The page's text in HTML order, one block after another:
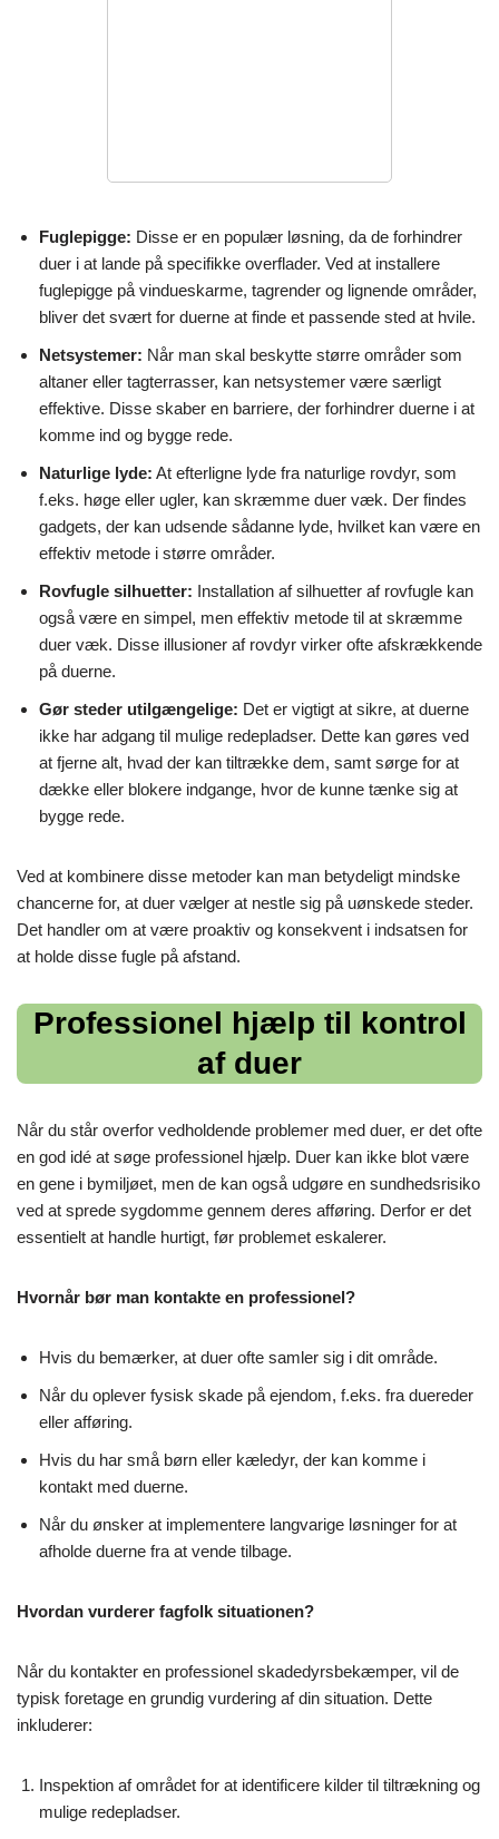
Fuglepigge: Disse er en populær løsning, da de forhindrer
duer i at lande på specifikke overflader. Ved at installere
fuglepigge på vindueskarme, tagrender og lignende områder,
bliver det svært for duerne at finde et passende sted at hvile.
Netsystemer: Når man skal beskytte større områder som
altaner eller tagterrasser, kan netsystemer være særligt
effektive. Disse skaber en barriere, der forhindrer duerne i at
komme ind og bygge rede.
Naturlige lyde: At efterligne lyde fra naturlige rovdyr, som
f.eks. høge eller ugler, kan skræmme duer væk. Der findes
gadgets, der kan udsende sådanne lyde, hvilket kan være en
effektiv metode i større områder.
Rovfugle silhuetter: Installation af silhuetter af rovfugle kan
også være en simpel, men effektiv metode til at skræmme
duer væk. Disse illusioner af rovdyr virker ofte afskrækkende
på duerne.
Gør steder utilgængelige: Det er vigtigt at sikre, at duerne
ikke har adgang til mulige redepladser. Dette kan gøres ved
at fjerne alt, hvad der kan tiltrække dem, samt sørge for at
dække eller blokere indgange, hvor de kunne tænke sig at
bygge rede.
Ved at kombinere disse metoder kan man betydeligt mindske
chancerne for, at duer vælger at nestle sig på uønskede steder.
Det handler om at være proaktiv og konsekvent i indsatsen for
at holde disse fugle på afstand.
Professionel hjælp til kontrol
af duer
Når du står overfor vedholdende problemer med duer, er det ofte
en god idé at søge professionel hjælp. Duer kan ikke blot være
en gene i bymiljøet, men de kan også udgøre en sundhedsrisiko
ved at sprede sygdomme gennem deres afføring. Derfor er det
essentielt at handle hurtigt, før problemet eskalerer.
Hvornår bør man kontakte en professionel?
Hvis du bemærker, at duer ofte samler sig i dit område.
Når du oplever fysisk skade på ejendom, f.eks. fra duereder
eller afføring.
Hvis du har små børn eller kæledyr, der kan komme i
kontakt med duerne.
Når du ønsker at implementere langvarige løsninger for at
afholde duerne fra at vende tilbage.
Hvordan vurderer fagfolk situationen?
Når du kontakter en professionel skadedyrsbekæmper, vil de
typisk foretage en grundig vurdering af din situation. Dette
inkluderer:
Inspektion af området for at identificere kilder til tiltrækning og
mulige redepladser.